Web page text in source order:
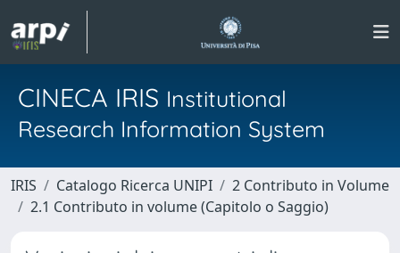
CINECA IRIS Institutional
Research Information System
IRIS Catalogo Ricerca UNIPI
2 Contributo in Volume
2.1 Contributo in volume (Capitolo o Saggio)